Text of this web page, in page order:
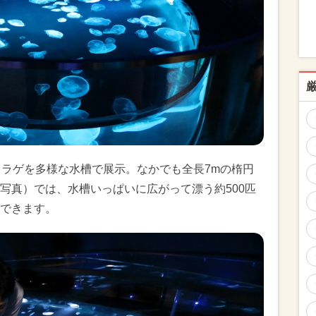
ゲを多様な水槽で展示。なかでも全長7mの楕円
真）では、水槽いっぱいに広がって漂う約500匹
きます。